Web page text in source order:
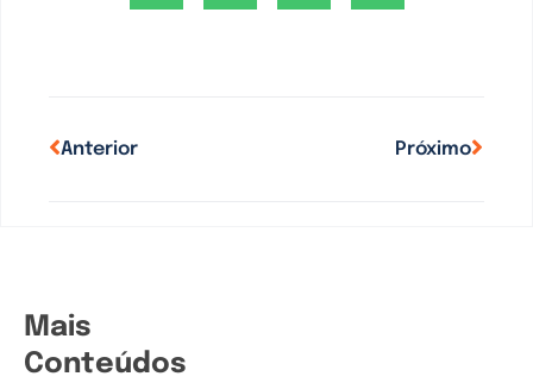
Anterior Próximo
Mais
Conteúdos